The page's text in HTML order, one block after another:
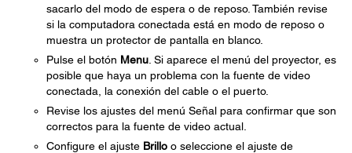
sacarlo del modo de espera o de reposo. También revise
si la computadora conectada está en modo de reposo o
muestra un protector de pantalla en blanco.
Pulse el botón Menu . Si aparece el menú del proyector, es
posible que haya un problema con la fuente de video
conectada, la conexión del cable o el puerto.
Revise los ajustes del menú Señal para confirmar que son
correctos para la fuente de video actual.
Configure el ajuste Brillo o seleccione el ajuste de